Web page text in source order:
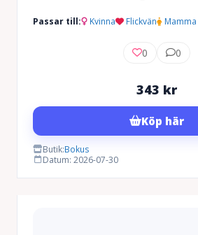
Passar till: Kvinna Flickvän Mamma
0 0
343 kr
Köp här
Butik:Bokus
Datum: 2026-07-30